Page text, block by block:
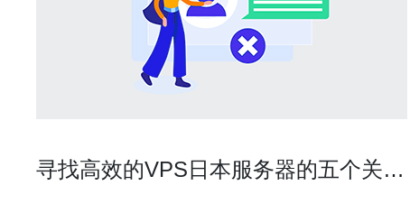
寻找高效的VPS日本服务器的五个关键